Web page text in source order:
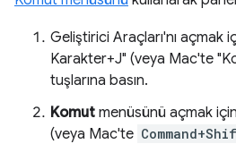
Geliştirici Araçları'nı açmak
Karakter+J" (veya Mac'te
tuşlarına basın.
Komut menüsünü açmak için
(veya Mac'te